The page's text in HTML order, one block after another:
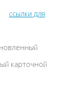
ссылки для
карточной